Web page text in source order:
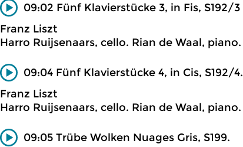
09:02 Fünf Klavierstücke 3, in Fis, S192/3
Franz Liszt
Harro Ruijsenaars, cello. Rian de Waal, piano.
09:04 Fünf Klavierstücke 4, in Cis, S192/4.
Franz Liszt
Harro Ruijsenaars, cello. Rian de Waal, piano.
09:05 Trübe Wolken Nuages Gris, S199.